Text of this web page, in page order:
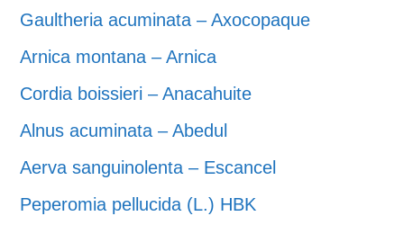
Gaultheria acuminata – Axocopaque
Arnica montana – Arnica
Cordia boissieri – Anacahuite
Alnus acuminata – Abedul
Aerva sanguinolenta – Escancel
Peperomia pellucida (L.) HBK